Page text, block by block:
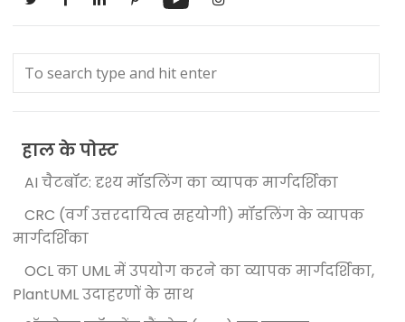
हाल के पोस्ट
AI चैटबॉट: दृश्य मॉडलिंग का व्यापक मार्गदर्शिका
CRC (वर्ग उत्तरदायित्व सहयोगी) मॉडलिंग के व्यापक
मार्गदर्शिका
OCL का UML में उपयोग करने का व्यापक मार्गदर्शिका,
PlantUML उदाहरणों के साथ